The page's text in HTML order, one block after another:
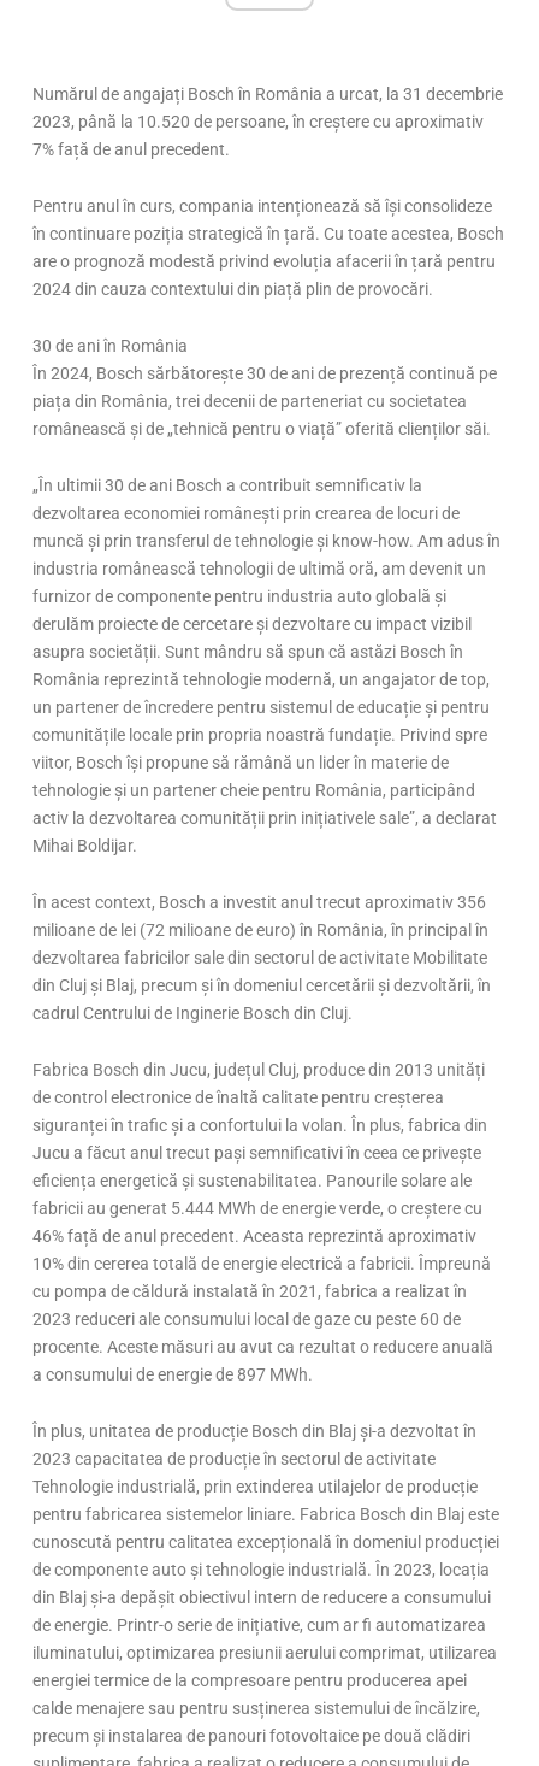
Numărul de angajați Bosch în România a urcat, la 31 decembrie
2023, până la 10.520 de persoane, în creștere cu aproximativ
7% față de anul precedent.
Pentru anul în curs, compania intenționează să își consolideze
în continuare poziția strategică în țară. Cu toate acestea, Bosch
are o prognoză modestă privind evoluția afacerii în țară pentru
2024 din cauza contextului din piață plin de provocări.
30 de ani în România
În 2024, Bosch sărbătorește 30 de ani de prezență continuă pe
piața din România, trei decenii de parteneriat cu societatea
românească și de „tehnică pentru o viață” oferită clienților săi.
„În ultimii 30 de ani Bosch a contribuit semnificativ la
dezvoltarea economiei românești prin crearea de locuri de
muncă și prin transferul de tehnologie și know-how. Am adus în
industria românească tehnologii de ultimă oră, am devenit un
furnizor de componente pentru industria auto globală și
derulăm proiecte de cercetare și dezvoltare cu impact vizibil
asupra societății. Sunt mândru să spun că astăzi Bosch în
România reprezintă tehnologie modernă, un angajator de top,
un partener de încredere pentru sistemul de educație și pentru
comunitățile locale prin propria noastră fundație. Privind spre
viitor, Bosch își propune să rămână un lider în materie de
tehnologie și un partener cheie pentru România, participând
activ la dezvoltarea comunității prin inițiativele sale”, a declarat
Mihai Boldijar.
În acest context, Bosch a investit anul trecut aproximativ 356
milioane de lei (72 milioane de euro) în România, în principal în
dezvoltarea fabricilor sale din sectorul de activitate Mobilitate
din Cluj și Blaj, precum și în domeniul cercetării și dezvoltării, în
cadrul Centrului de Inginerie Bosch din Cluj.
Fabrica Bosch din Jucu, județul Cluj, produce din 2013 unități
de control electronice de înaltă calitate pentru creșterea
siguranței în trafic și a confortului la volan. În plus, fabrica din
Jucu a făcut anul trecut pași semnificativi în ceea ce privește
eficiența energetică și sustenabilitatea. Panourile solare ale
fabricii au generat 5.444 MWh de energie verde, o creștere cu
46% față de anul precedent. Aceasta reprezintă aproximativ
10% din cererea totală de energie electrică a fabricii. Împreună
cu pompa de căldură instalată în 2021, fabrica a realizat în
2023 reduceri ale consumului local de gaze cu peste 60 de
procente. Aceste măsuri au avut ca rezultat o reducere anuală
a consumului de energie de 897 MWh.
În plus, unitatea de producție Bosch din Blaj și-a dezvoltat în
2023 capacitatea de producție în sectorul de activitate
Tehnologie industrială, prin extinderea utilajelor de producție
pentru fabricarea sistemelor liniare. Fabrica Bosch din Blaj este
cunoscută pentru calitatea excepțională în domeniul producției
de componente auto și tehnologie industrială. În 2023, locația
din Blaj și-a depășit obiectivul intern de reducere a consumului
de energie. Printr-o serie de inițiative, cum ar fi automatizarea
iluminatului, optimizarea presiunii aerului comprimat, utilizarea
energiei termice de la compresoare pentru producerea apei
calde menajere sau pentru susținerea sistemului de încălzire,
precum și instalarea de panouri fotovoltaice pe două clădiri